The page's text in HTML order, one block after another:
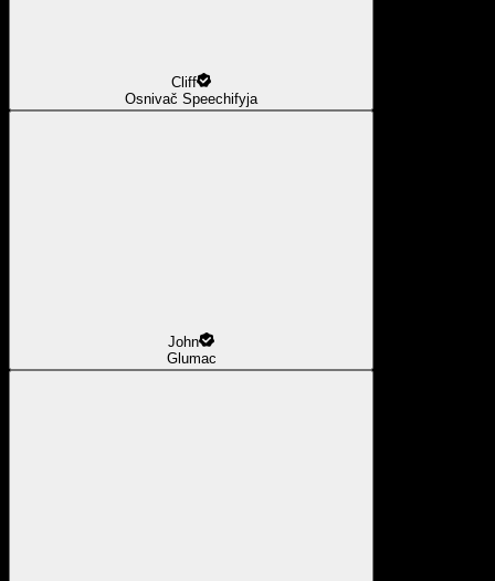
Cliff
Osnivač Speechifyja
John
Glumac